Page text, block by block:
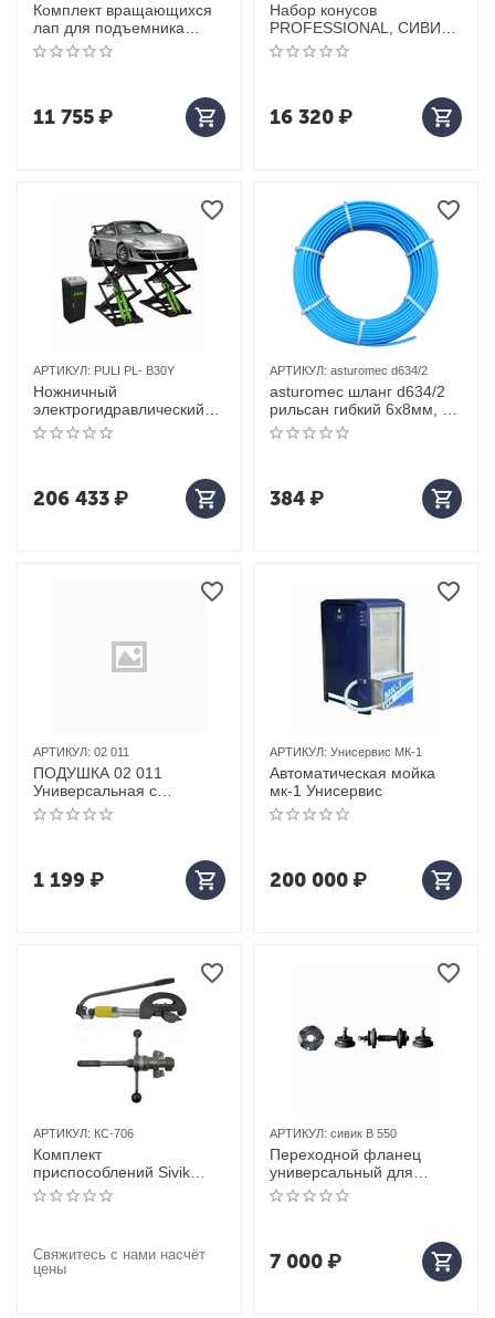
Комплект вращающихся
лап для подъемника
KRW260A. KraftWell (КНР)
арт. KRW936
11 755₽
Набор конусов
PROFESSIONAL, СИВИК
КС-224 D 53-121 мм, 7 шт
16 320₽
АРТИКУЛ: PULI PL- B30Y
Ножничный
электрогидравлический
подъемник PULI PL- B30Y
Г/П 3Т
206 433₽
АРТИКУЛ: asturomec d634/2
asturomec шланг d634/2
рильсан гибкий 6x8мм, 17
бар
384₽
АРТИКУЛ: 02 011
ПОДУШКА 02 011
Универсальная с
наполнителем
1 199₽
АРТИКУЛ: Унисервис МК-1
Автоматическая мойка
мк-1 Унисервис
200 000₽
АРТИКУЛ: КС-706
Комплект
приспособлений Sivik
КС-706
Свяжитесь с нами насчёт
цены
АРТИКУЛ: сивик В 550
Переходной фланец
универсальный для
дископравного стенда
сивик В 550
7 000₽